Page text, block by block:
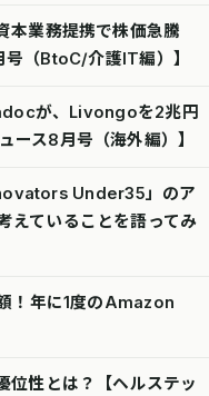
本業務提携で株価急騰
号（BtoC/介護IT編）】
が、Livongoを2兆円
ース8月号（海外編）】
Under35」のア
えていることを語ってみ
！年に1度のAmazon
位性とは？【ヘルステッ